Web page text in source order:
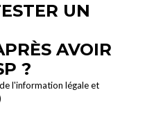
UN
AVOIR
?
l'information légale et